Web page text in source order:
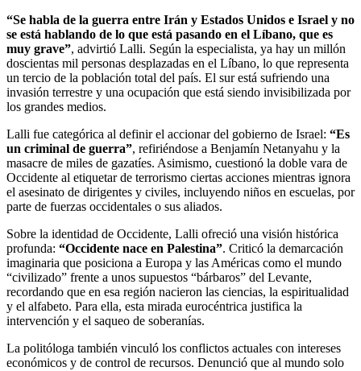
“Se habla de la guerra entre Irán y Estados Unidos e Israel y no
se está hablando de lo que está pasando en el Líbano, que es
muy grave”, advirtió Lalli. Según la especialista, ya hay un millón
doscientas mil personas desplazadas en el Líbano, lo que representa
un tercio de la población total del país. El sur está sufriendo una
invasión terrestre y una ocupación que está siendo invisibilizada por
los grandes medios.
Lalli fue categórica al definir el accionar del gobierno de Israel: “Es
un criminal de guerra”, refiriéndose a Benjamín Netanyahu y la
masacre de miles de gazatíes. Asimismo, cuestionó la doble vara de
Occidente al etiquetar de terrorismo ciertas acciones mientras ignora
el asesinato de dirigentes y civiles, incluyendo niños en escuelas, por
parte de fuerzas occidentales o sus aliados.
Sobre la identidad de Occidente, Lalli ofreció una visión histórica
profunda: “Occidente nace en Palestina”. Criticó la demarcación
imaginaria que posiciona a Europa y las Américas como el mundo
“civilizado” frente a unos supuestos “bárbaros” del Levante,
recordando que en esa región nacieron las ciencias, la espiritualidad
y el alfabeto. Para ella, esta mirada eurocéntrica justifica la
intervención y el saqueo de soberanías.
La politóloga también vinculó los conflictos actuales con intereses
económicos y de control de recursos. Denunció que al mundo solo